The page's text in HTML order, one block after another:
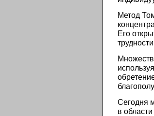
Метод
Его
Сегодня
в